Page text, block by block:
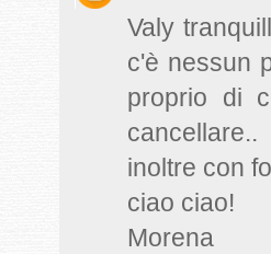
Valy
c'è nessun
proprio di
cancellare..
inoltre con
ciao ciao!
Morena